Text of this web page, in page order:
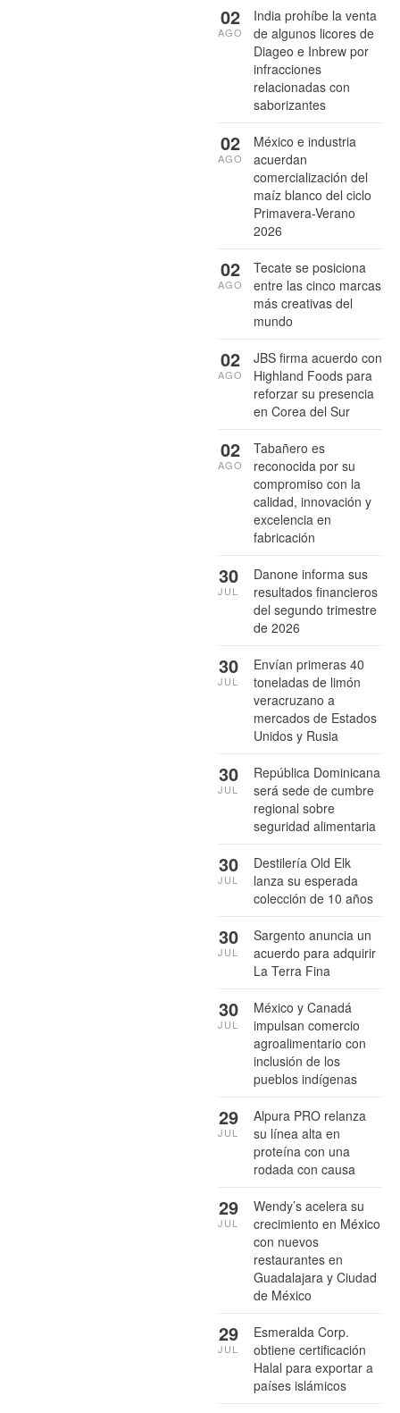
India prohíbe la venta
de algunos licores de
Diageo e Inbrew por
infracciones
relacionadas con
saborizantes
02
AGO
México e industria
acuerdan
comercialización del
maíz blanco del ciclo
Primavera-Verano
2026
02
AGO
Tecate se posiciona
entre las cinco marcas
más creativas del
mundo
02
AGO
JBS firma acuerdo con
Highland Foods para
reforzar su presencia
en Corea del Sur
02
AGO
Tabañero es
reconocida por su
compromiso con la
calidad, innovación y
excelencia en
fabricación
02
AGO
Danone informa sus
resultados financieros
del segundo trimestre
de 2026
30
JUL
Envían primeras 40
toneladas de limón
veracruzano a
mercados de Estados
Unidos y Rusia
30
JUL
República Dominicana
será sede de cumbre
regional sobre
seguridad alimentaria
30
JUL
Destilería Old Elk
lanza su esperada
colección de 10 años
30
JUL
Sargento anuncia un
acuerdo para adquirir
La Terra Fina
30
JUL
México y Canadá
impulsan comercio
agroalimentario con
inclusión de los
pueblos indígenas
30
JUL
Alpura PRO relanza
su línea alta en
proteína con una
rodada con causa
29
JUL
Wendy’s acelera su
crecimiento en México
con nuevos
restaurantes en
Guadalajara y Ciudad
de México
29
JUL
Esmeralda Corp.
obtiene certificación
Halal para exportar a
países islámicos
29
JUL